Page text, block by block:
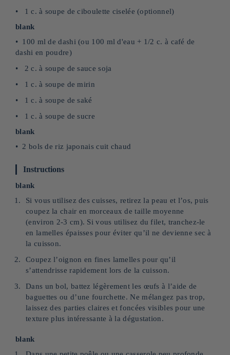
1 c. à soupe de ciboulette ciselée (optionnel)
blank
100 ml de dashi (ou 100 ml d'eau + 1/2 c. à café de
dashi en poudre)
2 c. à soupe de sauce soja
1 c. à soupe de mirin
1 c. à soupe de saké
1 c. à soupe de sucre
blank
2 bols de riz japonais cuit chaud
Instructions
blank
Si vous utilisez des cuisses, retirez la peau et l’os, puis
coupez la chair en morceaux de taille moyenne
(environ 2-3 cm). Si vous utilisez du filet, tranchez-le
en lamelles épaisses pour éviter qu’il ne devienne sec à
la cuisson.
Coupez l’oignon en fines lamelles pour qu’il
s’attendrisse rapidement lors de la cuisson.
Dans un bol, battez légèrement les œufs à l’aide de
baguettes ou d’une fourchette. Ne mélangez pas trop,
laissez des parties claires et foncées visibles pour une
texture plus intéressante à la dégustation.
blank